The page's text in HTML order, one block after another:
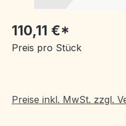
110,11 €*
Preis pro Stück
Preise inkl. MwSt. zzgl.